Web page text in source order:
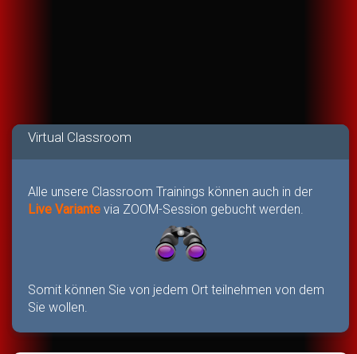
Virtual Classroom
Alle unsere Classroom Trainings können auch in der
Live Variante via ZOOM-Session gebucht werden.
Somit können Sie von jedem Ort teilnehmen von dem
Sie wollen.